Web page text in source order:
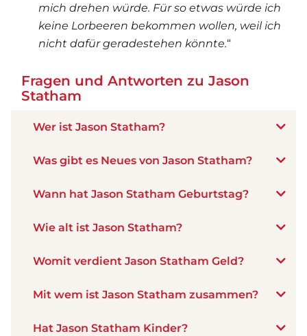
mich drehen würde. Für so etwas würde ich
keine Lorbeeren bekommen wollen, weil ich
nicht dafür geradestehen könnte.“
Fragen und Antworten zu Jason
Statham
Wer ist Jason Statham?
Was gibt es Neues von Jason Statham?
Wann hat Jason Statham Geburtstag?
Wie alt ist Jason Statham?
Womit verdient Jason Statham Geld?
Mit wem ist Jason Statham zusammen?
Hat Jason Statham Kinder?